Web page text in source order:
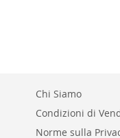
Chi Siamo
Condizioni di
Norme sulla